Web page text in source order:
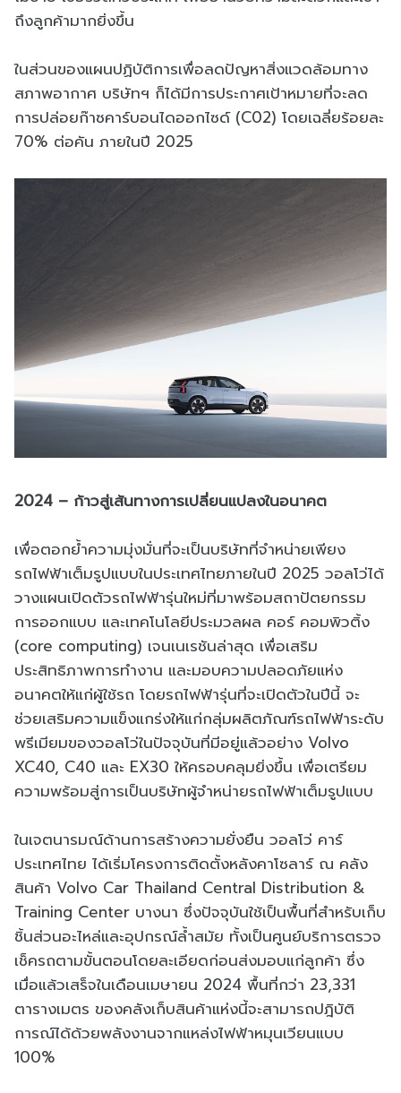
ถึงลูกค้ามากยิ่งขึ้น
ในส่วนของแผนปฏิบัติการเพื่อลดปัญหาสิ่งแวดล้อมทาง
สภาพอากาศ บริษัทฯ ก็ได้มีการประกาศเป้าหมายที่จะลด
การปล่อยก๊าซคาร์บอนไดออกไซด์ (C02) โดยเฉลี่ยร้อยละ
70% ต่อคัน ภายในปี 2025
2024 – ก้าวสู่เส้นทางการเปลี่ยนแปลงในอนาคต
เพื่อตอกย้ำความมุ่งมั่นที่จะเป็นบริษัทที่จำหน่ายเพียง
รถไฟฟ้าเต็มรูปแบบในประเทศไทยภายในปี 2025 วอลโว่ได้
วางแผนเปิดตัวรถไฟฟ้ารุ่นใหม่ที่มาพร้อมสถาปัตยกรรม
การออกแบบ และเทคโนโลยีประมวลผล คอร์ คอมพิวติ้ง
(core computing) เจนเนเรชันล่าสุด เพื่อเสริม
ประสิทธิภาพการทำงาน และมอบความปลอดภัยแห่ง
อนาคตให้แก่ผู้ใช้รถ โดยรถไฟฟ้ารุ่นที่จะเปิดตัวในปีนี้ จะ
ช่วยเสริมความแข็งแกร่งให้แก่กลุ่มผลิตภัณฑ์รถไฟฟ้าระดับ
พรีเมียมของวอลโว่ในปัจจุบันที่มีอยู่แล้วอย่าง Volvo
XC40, C40 และ EX30 ให้ครอบคลุมยิ่งขึ้น เพื่อเตรียม
ความพร้อมสู่การเป็นบริษัทผู้จำหน่ายรถไฟฟ้าเต็มรูปแบบ
ในเจตนารมณ์ด้านการสร้างความยั่งยืน วอลโว่ คาร์
ประเทศไทย ได้เริ่มโครงการติดตั้งหลังคาโซลาร์ ณ คลัง
สินค้า Volvo Car Thailand Central Distribution &
Training Center บางนา ซึ่งปัจจุบันใช้เป็นพื้นที่สำหรับเก็บ
ชิ้นส่วนอะไหล่และอุปกรณ์ล้ำสมัย ทั้งเป็นศูนย์บริการตรวจ
เช็ครถตามขั้นตอนโดยละเอียดก่อนส่งมอบแก่ลูกค้า ซึ่ง
เมื่อแล้วเสร็จในเดือนเมษายน 2024 พื้นที่กว่า 23,331
ตารางเมตร ของคลังเก็บสินค้าแห่งนี้จะสามารถปฎิบัติ
การณ์ได้ด้วยพลังงานจากแหล่งไฟฟ้าหมุนเวียนแบบ
100%